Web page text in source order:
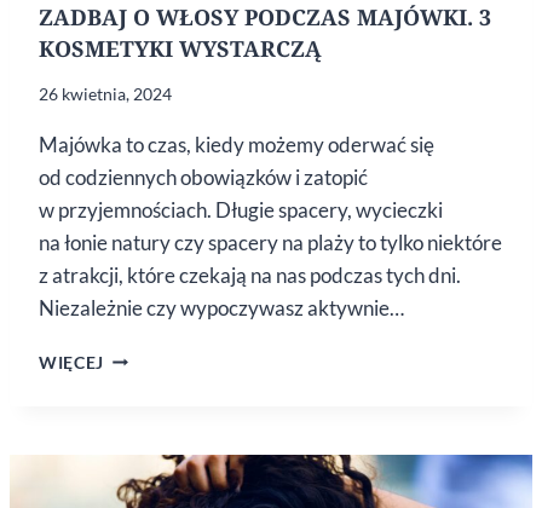
ZADBAJ O WŁOSY PODCZAS MAJÓWKI. 3
KOSMETYKI WYSTARCZĄ
26 kwietnia, 2024
Majówka to czas, kiedy możemy oderwać się
od codziennych obowiązków i zatopić
w przyjemnościach. Długie spacery, wycieczki
na łonie natury czy spacery na plaży to tylko niektóre
z atrakcji, które czekają na nas podczas tych dni.
Niezależnie czy wypoczywasz aktywnie…
WIĘCEJ ZADBAJ
KOSMETYKI